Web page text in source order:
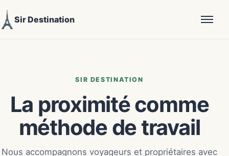
Sir Destination
SIR DESTINATION
La proximité comme
méthode de travail
Nous accompagnons voyageurs et propriétaires avec